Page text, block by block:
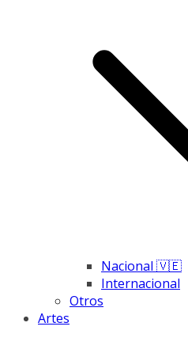
Nacional 🇻🇪
Internacional
Otros
Artes